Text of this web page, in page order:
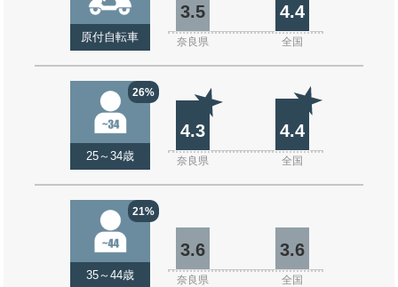
原付自転車
3.5 4.4
奈良県 全国
26%
25～34歳
4.3 4.4
奈良県 全国
21%
35～44歳
3.6 3.6
奈良県 全国